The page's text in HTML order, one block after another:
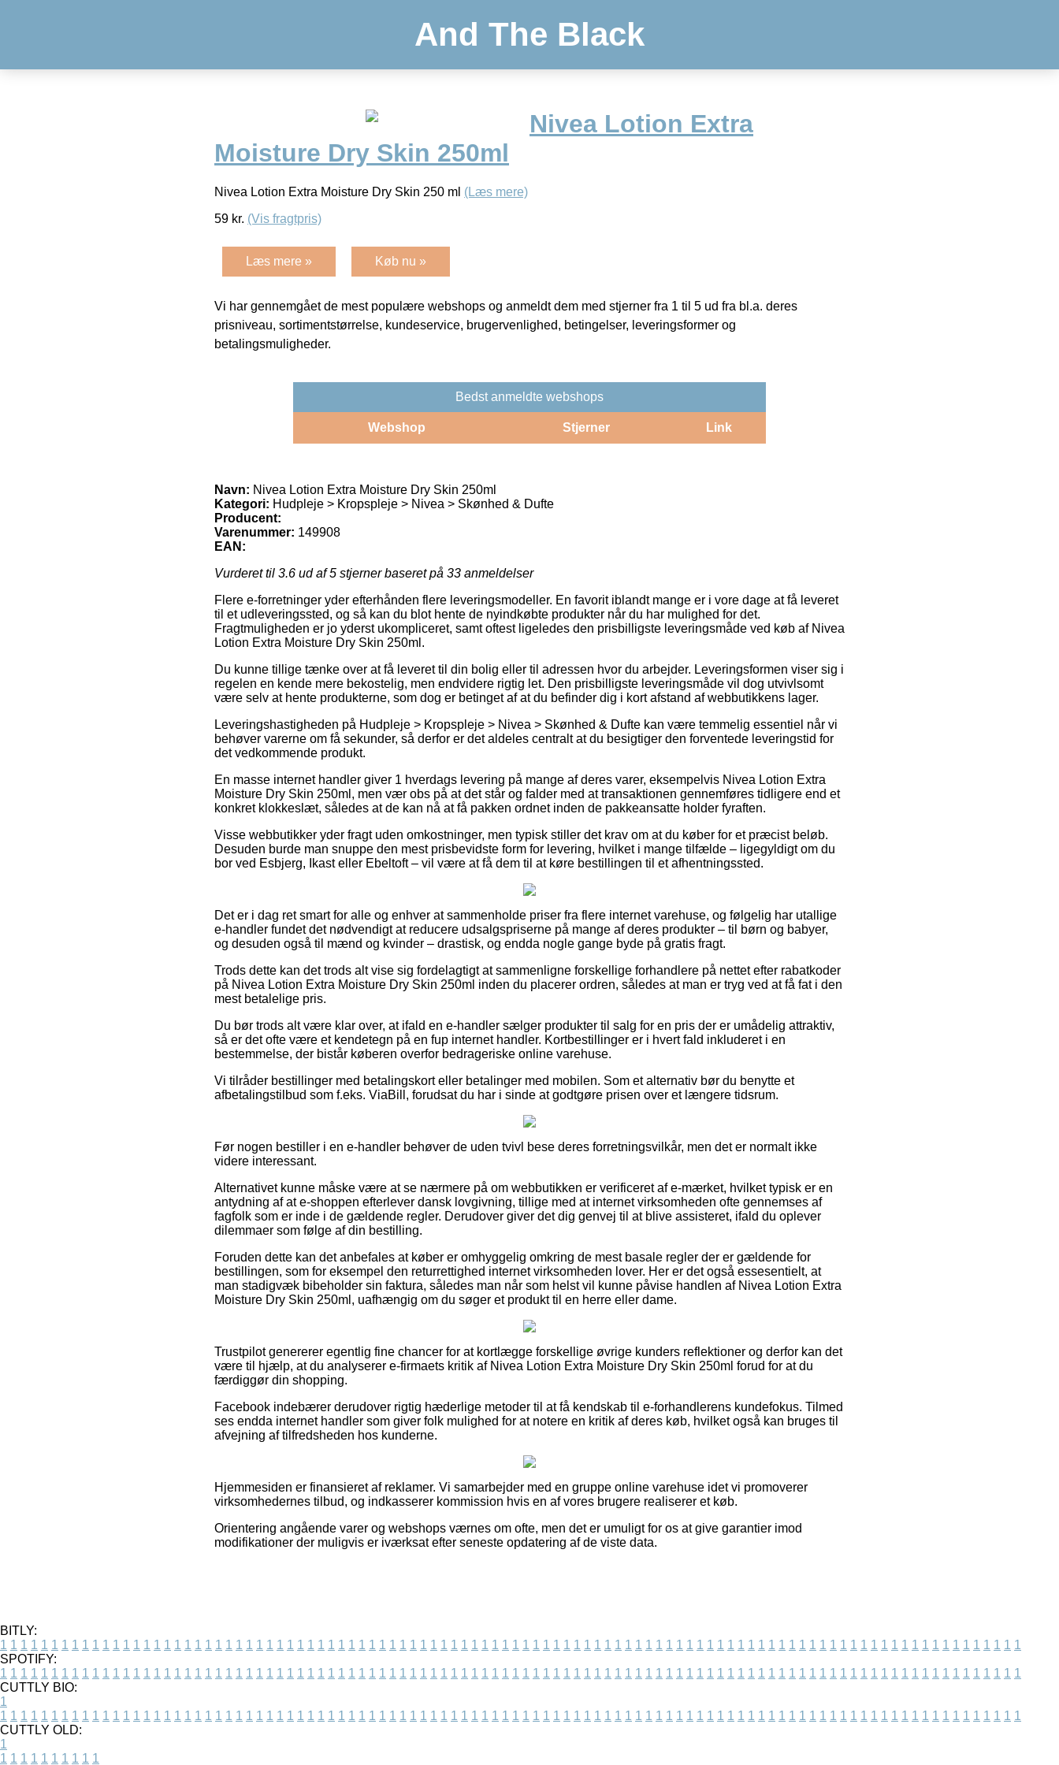
And The Black
Nivea Lotion Extra
Moisture Dry Skin 250ml
Nivea Lotion Extra Moisture Dry Skin 250 ml (Læs mere)
59 kr. (Vis fragtpris)
Læs mere » Køb nu »
Vi har gennemgået de mest populære webshops og anmeldt dem med stjerner fra 1 til 5 ud fra bl.a. deres
prisniveau, sortimentstørrelse, kundeservice, brugervenlighed, betingelser, leveringsformer og
betalingsmuligheder.
Bedst anmeldte webshops
Webshop Stjerner Link
Navn: Nivea Lotion Extra Moisture Dry Skin 250ml
Kategori: Hudpleje > Kropspleje > Nivea > Skønhed & Dufte
Producent:
Varenummer: 149908
EAN:
Vurderet til 3.6 ud af 5 stjerner baseret på 33 anmeldelser
Flere e-forretninger yder efterhånden flere leveringsmodeller. En favorit iblandt mange er i vore dage at få leveret
til et udleveringssted, og så kan du blot hente de nyindkøbte produkter når du har mulighed for det.
Fragtmuligheden er jo yderst ukompliceret, samt oftest ligeledes den prisbilligste leveringsmåde ved køb af Nivea
Lotion Extra Moisture Dry Skin 250ml.
Du kunne tillige tænke over at få leveret til din bolig eller til adressen hvor du arbejder. Leveringsformen viser sig i
regelen en kende mere bekostelig, men endvidere rigtig let. Den prisbilligste leveringsmåde vil dog utvivlsomt
være selv at hente produkterne, som dog er betinget af at du befinder dig i kort afstand af webbutikkens lager.
Leveringshastigheden på Hudpleje > Kropspleje > Nivea > Skønhed & Dufte kan være temmelig essentiel når vi
behøver varerne om få sekunder, så derfor er det aldeles centralt at du besigtiger den forventede leveringstid for
det vedkommende produkt.
En masse internet handler giver 1 hverdags levering på mange af deres varer, eksempelvis Nivea Lotion Extra
Moisture Dry Skin 250ml, men vær obs på at det står og falder med at transaktionen gennemføres tidligere end et
konkret klokkeslæt, således at de kan nå at få pakken ordnet inden de pakkeansatte holder fyraften.
Visse webbutikker yder fragt uden omkostninger, men typisk stiller det krav om at du køber for et præcist beløb.
Desuden burde man snuppe den mest prisbevidste form for levering, hvilket i mange tilfælde – ligegyldigt om du
bor ved Esbjerg, Ikast eller Ebeltoft – vil være at få dem til at køre bestillingen til et afhentningssted.
Det er i dag ret smart for alle og enhver at sammenholde priser fra flere internet varehuse, og følgelig har utallige
e-handler fundet det nødvendigt at reducere udsalgspriserne på mange af deres produkter – til børn og babyer,
og desuden også til mænd og kvinder – drastisk, og endda nogle gange byde på gratis fragt.
Trods dette kan det trods alt vise sig fordelagtigt at sammenligne forskellige forhandlere på nettet efter rabatkoder
på Nivea Lotion Extra Moisture Dry Skin 250ml inden du placerer ordren, således at man er tryg ved at få fat i den
mest betalelige pris.
Du bør trods alt være klar over, at ifald en e-handler sælger produkter til salg for en pris der er umådelig attraktiv,
så er det ofte være et kendetegn på en fup internet handler. Kortbestillinger er i hvert fald inkluderet i en
bestemmelse, der bistår køberen overfor bedrageriske online varehuse.
Vi tilråder bestillinger med betalingskort eller betalinger med mobilen. Som et alternativ bør du benytte et
afbetalingstilbud som f.eks. ViaBill, forudsat du har i sinde at godtgøre prisen over et længere tidsrum.
Før nogen bestiller i en e-handler behøver de uden tvivl bese deres forretningsvilkår, men det er normalt ikke
videre interessant.
Alternativet kunne måske være at se nærmere på om webbutikken er verificeret af e-mærket, hvilket typisk er en
antydning af at e-shoppen efterlever dansk lovgivning, tillige med at internet virksomheden ofte gennemses af
fagfolk som er inde i de gældende regler. Derudover giver det dig genvej til at blive assisteret, ifald du oplever
dilemmaer som følge af din bestilling.
Foruden dette kan det anbefales at køber er omhyggelig omkring de mest basale regler der er gældende for
bestillingen, som for eksempel den returrettighed internet virksomheden lover. Her er det også essesentielt, at
man stadigvæk bibeholder sin faktura, således man når som helst vil kunne påvise handlen af Nivea Lotion Extra
Moisture Dry Skin 250ml, uafhængig om du søger et produkt til en herre eller dame.
Trustpilot genererer egentlig fine chancer for at kortlægge forskellige øvrige kunders reflektioner og derfor kan det
være til hjælp, at du analyserer e-firmaets kritik af Nivea Lotion Extra Moisture Dry Skin 250ml forud for at du
færdiggør din shopping.
Facebook indebærer derudover rigtig hæderlige metoder til at få kendskab til e-forhandlerens kundefokus. Tilmed
ses endda internet handler som giver folk mulighed for at notere en kritik af deres køb, hvilket også kan bruges til
afvejning af tilfredsheden hos kunderne.
Hjemmesiden er finansieret af reklamer. Vi samarbejder med en gruppe online varehuse idet vi promoverer
virksomhedernes tilbud, og indkasserer kommission hvis en af vores brugere realiserer et køb.
Orientering angående varer og webshops værnes om ofte, men det er umuligt for os at give garantier imod
modifikationer der muligvis er iværksat efter seneste opdatering af de viste data.
BITLY:
1 1 1 1 1 1 1 1 1 1 1 1 1 1 1 1 1 1 1 1 1 1 1 1 1 1 1 1 1 1 1 1 1 1 1 1 1 1 1 1 1 1 1 1 1 1 1 1 1 1 1 1 1 1 1 1 1 1 1 1 1 1 1 1 1 1 1 1 1 1 1 1 1 1 1 1 1 1 1 1 1 1 1 1 1 1 1 1 1 1 1 1 1 1 1 1 1 1 1 1
SPOTIFY:
1 1 1 1 1 1 1 1 1 1 1 1 1 1 1 1 1 1 1 1 1 1 1 1 1 1 1 1 1 1 1 1 1 1 1 1 1 1 1 1 1 1 1 1 1 1 1 1 1 1 1 1 1 1 1 1 1 1 1 1 1 1 1 1 1 1 1 1 1 1 1 1 1 1 1 1 1 1 1 1 1 1 1 1 1 1 1 1 1 1 1 1 1 1 1 1 1 1 1 1
CUTTLY BIO:
1
1 1 1 1 1 1 1 1 1 1 1 1 1 1 1 1 1 1 1 1 1 1 1 1 1 1 1 1 1 1 1 1 1 1 1 1 1 1 1 1 1 1 1 1 1 1 1 1 1 1 1 1 1 1 1 1 1 1 1 1 1 1 1 1 1 1 1 1 1 1 1 1 1 1 1 1 1 1 1 1 1 1 1 1 1 1 1 1 1 1 1 1 1 1 1 1 1 1 1 1
CUTTLY OLD:
1
1 1 1 1 1 1 1 1 1 1